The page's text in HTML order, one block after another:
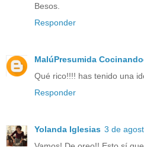
Besos.
Responder
MalúPresumida
Qué rico!!!! has tenido una
Responder
Yolanda Iglesias 3 de